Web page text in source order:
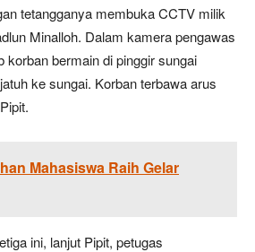
tetangganya membuka CCTV milik
Minalloh. Dalam kamera pengawas
korban bermain di pinggir sungai
ke sungai. Korban terbawa arus
Mahasiswa Raih Gelar
ini, lanjut Pipit, petugas